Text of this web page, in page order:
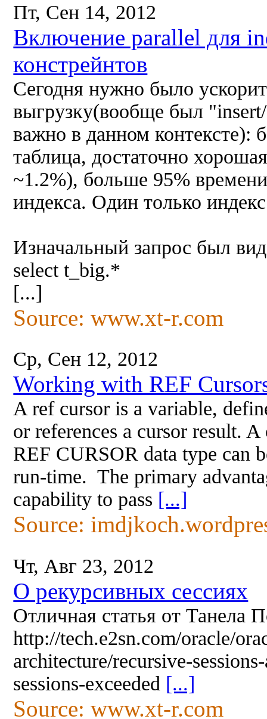
Пт, Сен 14, 2012
Включение parallel для
констрейнтов
Сегодня нужно было
выгрузку(вообще был
важно в данном контексте):
таблица, достаточно
~1.2%), больше 95%
индекса. Один только
Изначальный запрос был
select t_big.*
[...]
Source: www.xt-r.com
Ср, Сен 12, 2012
Working with REF
A ref cursor is a variable,
or references a cursor result.
REF CURSOR data type can
run-time. The primary
capability to pass [...]
Source:
Чт, Авг 23, 2012
О рекурсивных сессиях
Отличная статья от Танела
http://tech.e2sn.com/oracle/
architecture/recursive-
sessions-exceeded [...]
Source: www.xt-r.com